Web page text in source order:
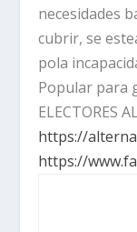
necesidades
cubrir, se
pola
Popular para
ELECTORES
https://
https://